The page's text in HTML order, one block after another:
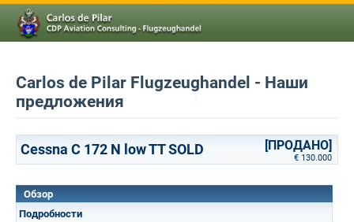
Carlos de Pilar Flugzeughandel - Наши
предложения
Cessna C 172 N low TT SOLD [ПРОДАНО]
€ 130.000
Обзор
Подробности